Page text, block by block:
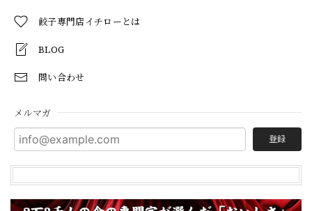
餃子専門店イチローとは
BLOG
問い合わせ
メルマガ
登録